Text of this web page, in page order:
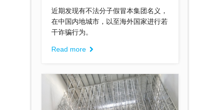
近期发现有不法分子假冒本集团名义，
在中国内地城市，以至海外国家进行若
干诈骗行为。
Read more